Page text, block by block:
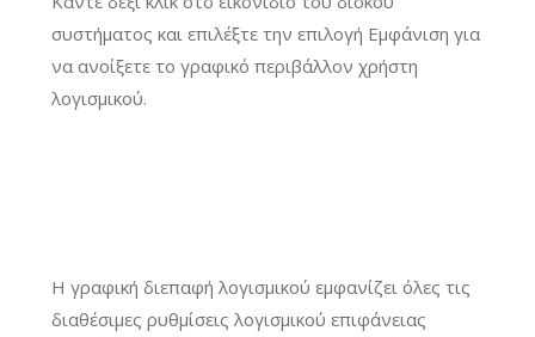
συστήματος και επιλέξτε την επιλογή Εμφάνιση για
να ανοίξετε το γραφικό περιβάλλον χρήστη
λογισμικού.
Η γραφική διεπαφή λογισμικού εμφανίζει όλες τις
διαθέσιμες ρυθμίσεις λογισμικού επιφάνειας